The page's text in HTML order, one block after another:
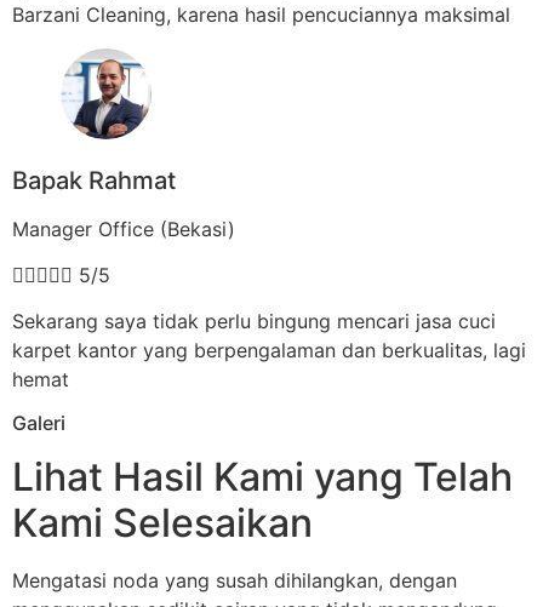
Barzani Cleaning, karena hasil pencuciannya maksimal
Bapak Rahmat
Manager Office (Bekasi)
 5/5
Sekarang saya tidak perlu bingung mencari jasa cuci
karpet kantor yang berpengalaman dan berkualitas, lagi
hemat
Galeri
Lihat Hasil Kami yang Telah
Kami Selesaikan
Mengatasi noda yang susah dihilangkan, dengan